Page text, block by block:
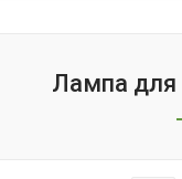
Лампа для